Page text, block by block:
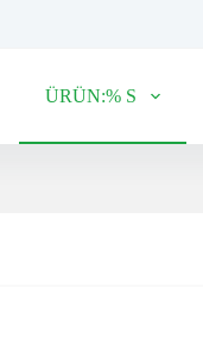
ÜRÜN:% S